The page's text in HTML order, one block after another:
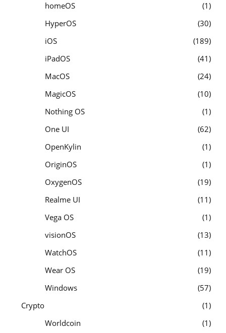
homeOS
1
HyperOS
30
iOS
189
iPadOS
41
MacOS
24
MagicOS
10
Nothing OS
1
One UI
62
OpenKylin
1
OriginOS
1
OxygenOS
19
Realme UI
11
Vega OS
1
visionOS
13
WatchOS
11
Wear OS
19
Windows
57
Crypto
1
Worldcoin
1